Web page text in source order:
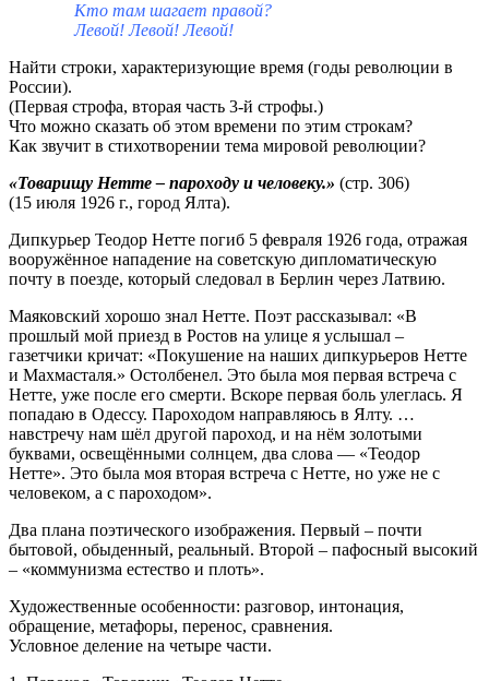
Кто там шагает правой?
Левой! Левой! Левой!
Найти строки, характеризующие время (годы революции в
России).
(Первая строфа, вторая часть 3-й строфы.)
Что можно сказать об этом времени по этим строкам?
Как звучит в стихотворении тема мировой революции?
«Товарищу Нетте – пароходу и человеку.» (стр. 306)
(15 июля 1926 г., город Ялта).
Дипкурьер Теодор Нетте погиб 5 февраля 1926 года, отражая
вооружённое нападение на советскую дипломатическую
почту в поезде, который следовал в Берлин через Латвию.
Маяковский хорошо знал Нетте. Поэт рассказывал: «В
прошлый мой приезд в Ростов на улице я услышал –
газетчики кричат: «Покушение на наших дипкурьеров Нетте
и Махмасталя.» Остолбенел. Это была моя первая встреча с
Нетте, уже после его смерти. Вскоре первая боль улеглась. Я
попадаю в Одессу. Пароходом направляюсь в Ялту. …
навстречу нам шёл другой пароход, и на нём золотыми
буквами, освещёнными солнцем, два слова — «Теодор
Нетте». Это была моя вторая встреча с Нетте, но уже не с
человеком, а с пароходом».
Два плана поэтического изображения. Первый – почти
бытовой, обыденный, реальный. Второй – пафосный высокий
– «коммунизма естество и плоть».
Художественные особенности: разговор, интонация,
обращение, метафоры, перенос, сравнения.
Условное деление на четыре части.